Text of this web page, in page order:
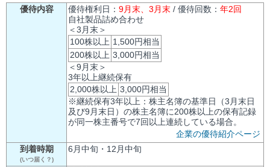
優待内容 優待権利日： 9月末、3月末 / 優待回数： 年2回
自社製品詰め合わせ
＜3月末＞
100株以上 1,500円相当
200株以上 3,000円相当
＜9月末＞
3年以上継続保有
2,000株以上 3,000円相当
※継続保有3年以上：株主名簿の基準日（3月末日
及び9月末日）の株主名簿に200株以上の保有記録
が同一株主番号で7回以上連続している場合。
企業の優待紹介ページ
到着時期
(いつ届く？)
6月中旬・12月中旬